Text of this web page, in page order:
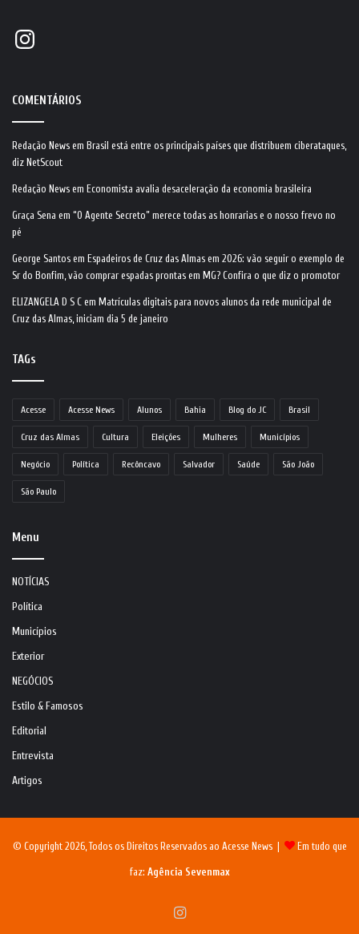
Instagram
COMENTÁRIOS
Redação News em Brasil está entre os principais países que distribuem ciberataques,
diz NetScout
Redação News em Economista avalia desaceleração da economia brasileira
Graça Sena em “O Agente Secreto” merece todas as honrarias e o nosso frevo no
pé
George Santos em Espadeiros de Cruz das Almas em 2026: vão seguir o exemplo de
Sr do Bonfim, vão comprar espadas prontas em MG? Confira o que diz o promotor
ELIZANGELA D S C em Matrículas digitais para novos alunos da rede municipal de
Cruz das Almas, iniciam dia 5 de janeiro
TAGs
Acesse Acesse News Alunos Bahia Blog do JC Brasil
Cruz das Almas Cultura Eleições Mulheres Municípios
Negócio Política Recôncavo Salvador Saúde São João
São Paulo
Menu
NOTÍCIAS
Política
Municípios
Exterior
NEGÓCIOS
Estilo & Famosos
Editorial
Entrevista
Artigos
© Copyright 2026, Todos os Direitos Reservados ao Acesse News | Em tudo que
faz: Agência Sevenmax
Instagram